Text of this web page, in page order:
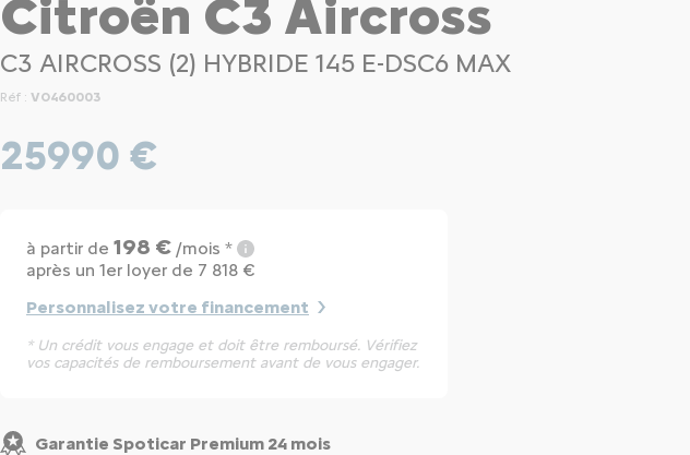
Citroën C3 Aircross
C3 AIRCROSS (2) HYBRIDE 145 E-DSC6 MAX
Réf : VO460003
25990 €
à partir de 198 € /mois *
après un 1er loyer de 7 818 €
Personnalisez votre financement
* Un crédit vous engage et doit être remboursé. Vérifiez
vos capacités de remboursement avant de vous engager.
Garantie Spoticar Premium 24 mois